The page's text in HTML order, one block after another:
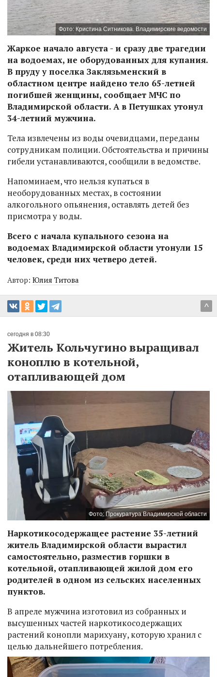
Фото: Кристина Ситникова. Владимирские ведомости
Жаркое начало августа - и сразу две трагедии
на водоемах, не оборудованных для купания.
В пруду у поселка Заклязьменский в
областном центре найдено тело 65-летней
погибшей женщины, сообщает МЧС по
Владимирской области. А в Петушках утонул
34-летний мужчина.
Тела извлечены из воды очевидцами, переданы
сотрудникам полиции. Обстоятельства и причины
гибели устанавливаются, сообщили в ведомстве.
Напоминаем, что нельзя купаться в
необорудованных местах, в состоянии
алкогольного опьянения, оставлять детей без
присмотра у воды.
Всего с начала купального сезона на
водоемах Владимирской области утонули 15
человек, среди них четверо детей.
Автор: Юлия Титова
^
сегодня в 08:30
Житель Кольчугино выращивал
коноплю в котельной,
отапливающей дом
Фото: Прокуратура Владимирской области
Наркотикосодержащее растение 35-летний
житель Владимирской области вырастил
самостоятельно, разместив горшки в
котельной, отапливающей жилой дом его
родителей в одном из сельских населенных
пунктов.
В апреле мужчина изготовил из собранных и
высушенных частей наркотикосодержащих
растений конопли марихуану, которую хранил с
целью дальнейшего потребления.